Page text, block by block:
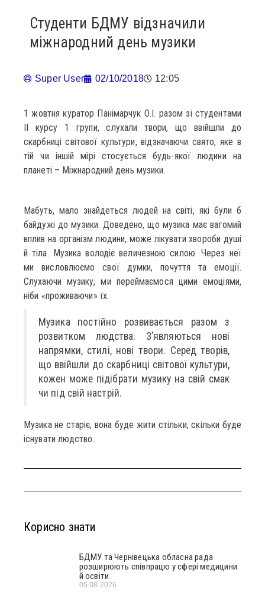
Студенти БДМУ відзначили
міжнародний день музики
Super User 02/10/2018 12:05
1 жовтня куратор Панімарчук О.І. разом зі студентами
ІІ курсу 1 групи, слухали твори, що ввійшли до
скарбниці світової культури, відзначаючи свято, яке в
тій чи іншій мірі стосується будь-якої людини на
планеті – Міжнародний день музики.
Мабуть, мало знайдеться людей на світі, які були б
байдужі до музики. Доведено, що музика має вагомий
вплив на організм людини, може лікувати хвороби душі
й тіла. Музика володіє величезною силою. Через неї
ми висловлюємо свої думки, почуття та емоції.
Слухаючи музику, ми переймаємося цими емоціями,
ніби «проживаючи» їх.
Музика постійно розвивається разом з
розвитком людства. З’являються нові
напрямки, стилі, нові твори. Серед творів,
що ввійшли до скарбниці світової культури,
кожен може підібрати музику на свій смак
чи під свій настрій.
Музика не старіє, вона буде жити стільки, скільки буде
існувати людство.
Корисно знати
БДМУ та Чернівецька обласна рада
розширюють співпрацю у сфері медицини
й освіти
05.08.2026